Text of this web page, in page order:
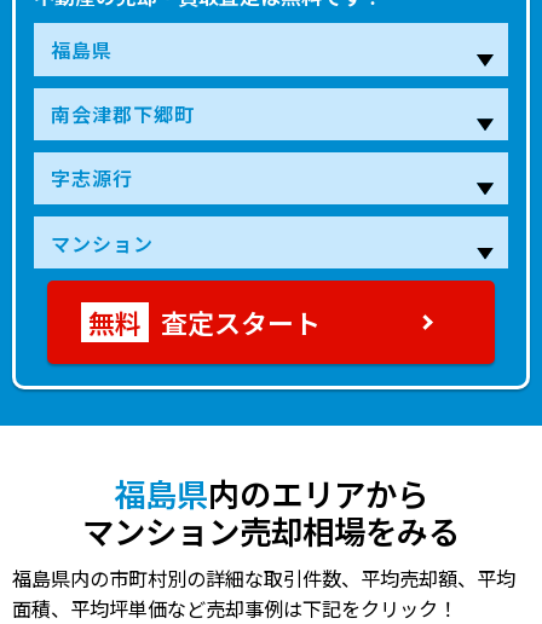
査定スタート
福島県内のエリアから
マンション売却相場をみる
福島県内の市町村別の詳細な取引件数、平均売却額、平均
面積、平均坪単価など売却事例は下記をクリック！